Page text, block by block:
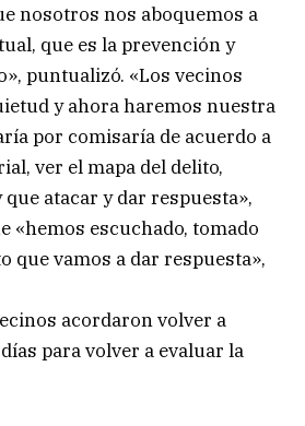
nosotros nos aboquemos a
que es la prevención y
puntualizó. «Los vecinos
y ahora haremos nuestra
por comisaría de acuerdo a
ver el mapa del delito,
atacar y dar respuesta»,
«hemos escuchado, tomado
que vamos a dar respuesta»,
acordaron volver a
para volver a evaluar la